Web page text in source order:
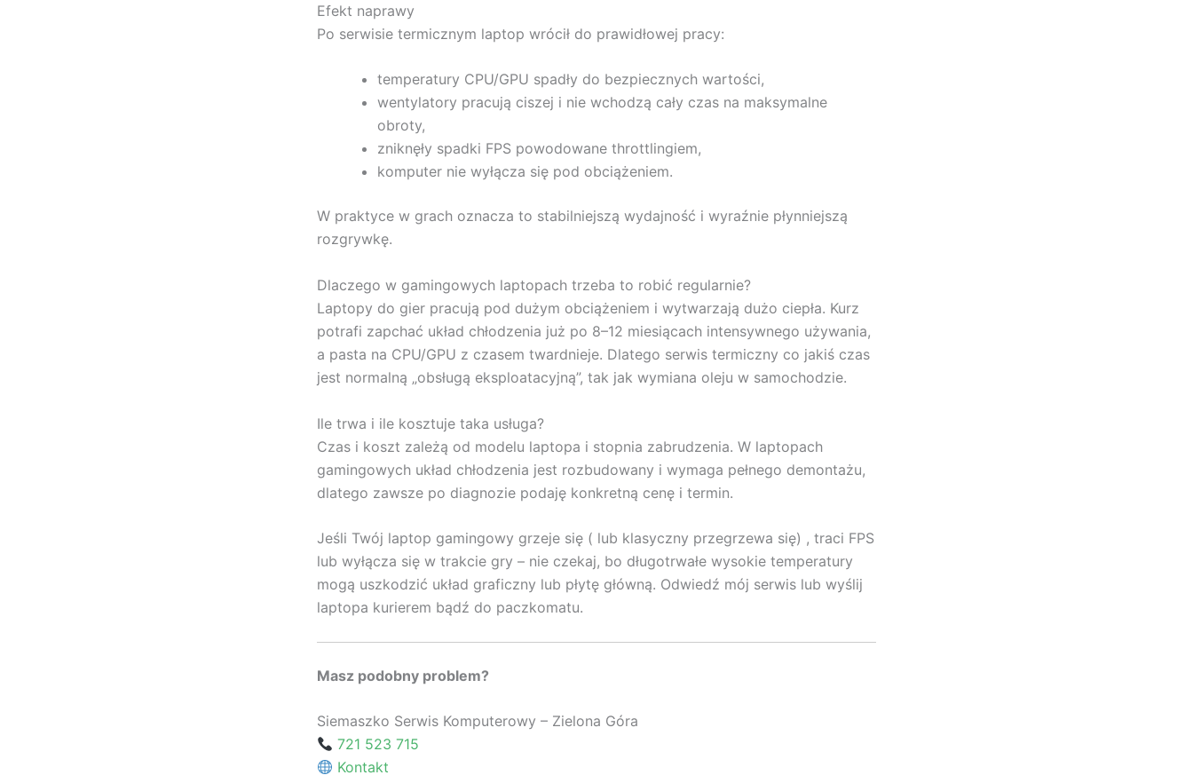
Efekt naprawy
Po serwisie termicznym laptop wrócił do prawidłowej pracy:
temperatury CPU/GPU spadły do bezpiecznych wartości,
wentylatory pracują ciszej i nie wchodzą cały czas na maksymalne
obroty,
zniknęły spadki FPS powodowane throttlingiem,
komputer nie wyłącza się pod obciążeniem.
W praktyce w grach oznacza to stabilniejszą wydajność i wyraźnie płynniejszą
rozgrywkę.
Dlaczego w gamingowych laptopach trzeba to robić regularnie?
Laptopy do gier pracują pod dużym obciążeniem i wytwarzają dużo ciepła. Kurz
potrafi zapchać układ chłodzenia już po 8–12 miesiącach intensywnego używania,
a pasta na CPU/GPU z czasem twardnieje. Dlatego serwis termiczny co jakiś czas
jest normalną „obsługą eksploatacyjną”, tak jak wymiana oleju w samochodzie.
Ile trwa i ile kosztuje taka usługa?
Czas i koszt zależą od modelu laptopa i stopnia zabrudzenia. W laptopach
gamingowych układ chłodzenia jest rozbudowany i wymaga pełnego demontażu,
dlatego zawsze po diagnozie podaję konkretną cenę i termin.
Jeśli Twój laptop gamingowy grzeje się ( lub klasyczny przegrzewa się) , traci FPS
lub wyłącza się w trakcie gry – nie czekaj, bo długotrwałe wysokie temperatury
mogą uszkodzić układ graficzny lub płytę główną. Odwiedź mój serwis lub wyślij
laptopa kurierem bądź do paczkomatu.
Masz podobny problem?
Siemaszko Serwis Komputerowy – Zielona Góra
721 523 715
Kontakt